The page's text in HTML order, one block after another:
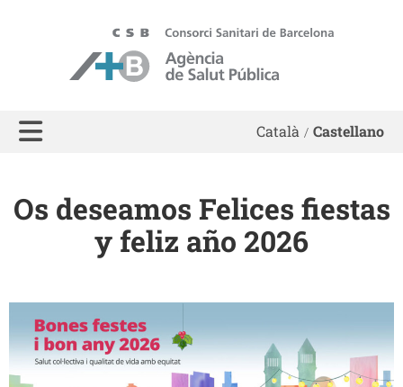
Català Castellano
Os deseamos Felices fiestas
y feliz año 2026